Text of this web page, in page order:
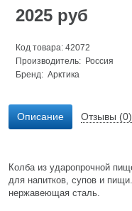
2025 руб
Код товара: 42072
Производитель: Россия
Бренд: Арктика
Описание Отзывы (0)
Колба из ударопрочной
для напитков, супов и
нержавеющая сталь.